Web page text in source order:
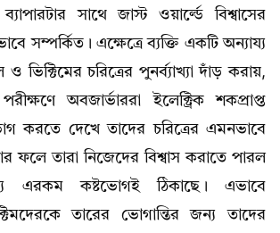
সাথে জাস্ট ওয়ার্ল্ডে বিশ্বাসের
সম্পর্কিত। এক্ষেত্রে ব্যক্তি একটি অন্যায্য
ভিক্টিমের চরিত্রের পুনর্ব্যাখ্যা দাঁড় করায়,
অবজার্ভাররা ইলেক্ট্রিক শকপ্রাপ্ত
করতে দেখে তাদের চরিত্রের এমনভাবে
ফলে তারা নিজেদের বিশ্বাস করাতে পারল
এরকম কষ্টভোগই ঠিকাছে। এভাবে
তারের ভোগান্তির জন্য তাদের